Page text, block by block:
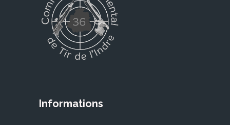
Informations